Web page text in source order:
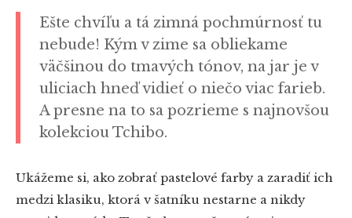
Ešte chvíľu a tá zimná pochmúrnosť tu
nebude! Kým v zime sa obliekame
väčšinou do tmavých tónov, na jar je v
uliciach hneď vidieť o niečo viac farieb.
A presne na to sa pozrieme s najnovšou
kolekciou Tchibo.
Ukážeme si, ako zobrať pastelové farby a zaradiť ich
medzi klasiku, ktorá v šatníku nestarne a nikdy